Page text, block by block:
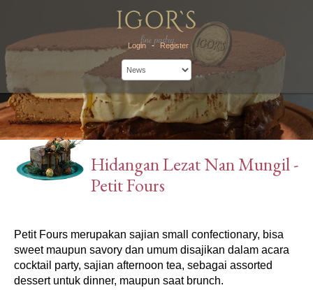
Login - Register
Hidangan Lezat Nan Mungil -
Petit Fours
Petit Fours merupakan sajian small confectionary, bisa
sweet maupun savory dan umum disajikan dalam acara
cocktail party, sajian afternoon tea, sebagai assorted
dessert untuk dinner, maupun saat brunch.